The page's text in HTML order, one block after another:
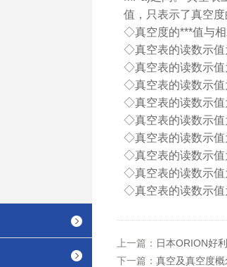
值，只表示了真空度
◇真空度的***值与
◇真空表的读数示
◇真空表的读数示值
◇真空表的读数示
◇真空表的读数示
◇真空表的读数示
◇真空表的读数示
◇真空表的读数示
◇真空表的读数示
◇真空表的读数示
上一篇： 日本ORION好
下一篇： 真空及真空度概